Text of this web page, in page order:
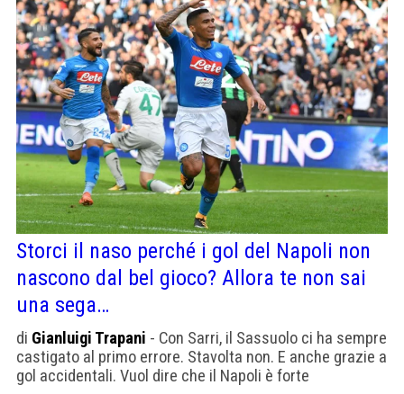
Storci il naso perché i gol del Napoli non
nascono dal bel gioco? Allora te non sai
una sega…
di Gianluigi Trapani - Con Sarri, il Sassuolo ci ha sempre
castigato al primo errore. Stavolta non. E anche grazie a
gol accidentali. Vuol dire che il Napoli è forte